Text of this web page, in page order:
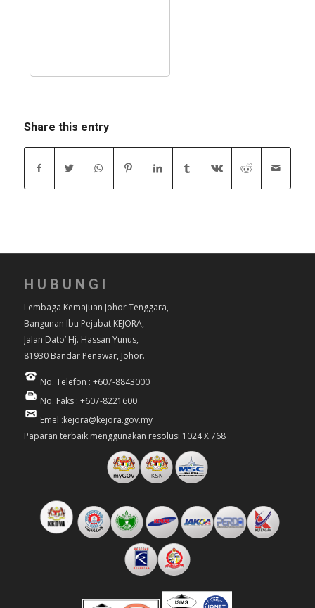
Share this entry
HUBUNGI
Lembaga Kemajuan Johor Tenggara,
Bangunan Ibu Pejabat KEJORA,
Jalan Dato’ Hj. Hassan Yunus,
81930 Bandar Penawar, Johor.
No. Telefon : +607-8843000
No. Faks : +607-8221600
Emel :kejora@kejora.gov.my
Paparan terbaik menggunakan resolusi 1024 X 768